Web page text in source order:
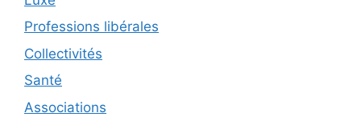
Professions libérales
Collectivités
Santé
Associations